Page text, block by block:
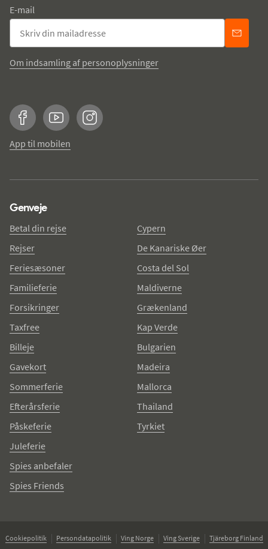
E-mail
Om indsamling af personoplysninger
FacebookYouTubeInstagram
App til mobilen
Genveje
Betal din rejse
Rejser
Feriesæsoner
Familieferie
Forsikringer
Taxfree
Billeje
Gavekort
Sommerferie
Efterårsferie
Påskeferie
Juleferie
Spies anbefaler
Spies Friends
Cypern
De Kanariske Øer
Costa del Sol
Maldiverne
Grækenland
Kap Verde
Bulgarien
Madeira
Mallorca
Thailand
Tyrkiet
Cookiepolitik Persondatapolitik Ving Norge Ving Sverige
Tjäreborg Finland